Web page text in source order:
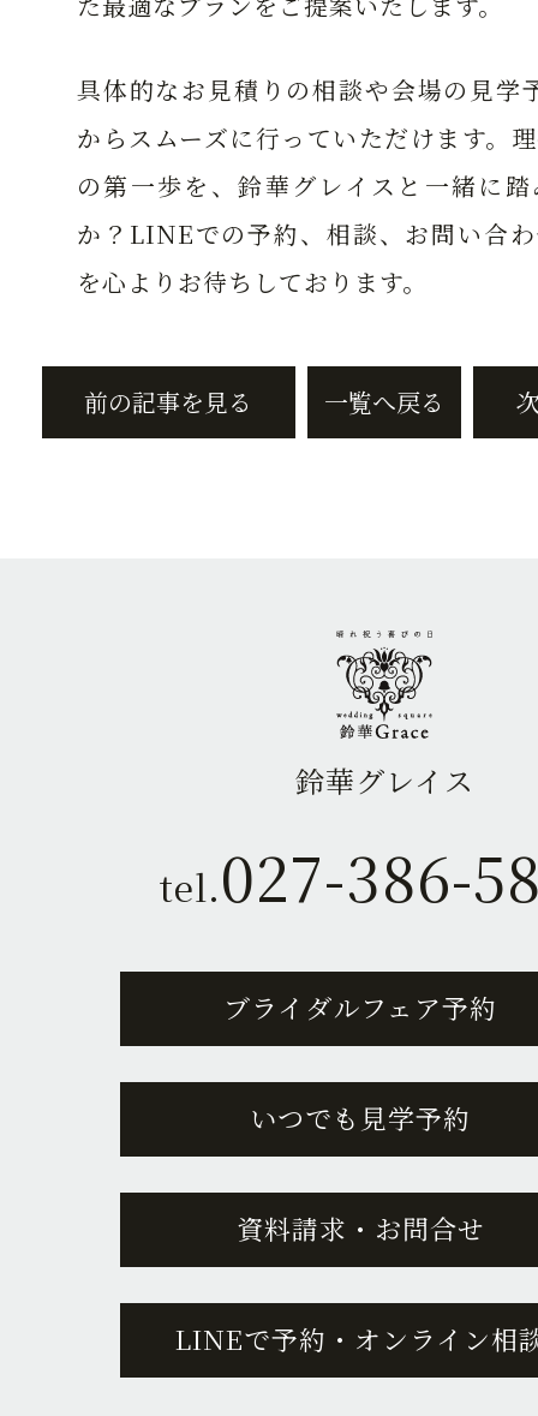
具体的なお見積りの相談や会場の見学
からスムーズに行っていただけます。
の第一歩を、鈴華グレイスと一緒に
か？LINEでの予約、相談、お問い合
を心よりお待ちしております。
前の記事を見る 一覧へ戻る
鈴華グレイス
tel.027-386-
ブライダルフェア予約
いつでも見学予約
資料請求・お問合せ
LINEで予約・オンライン相